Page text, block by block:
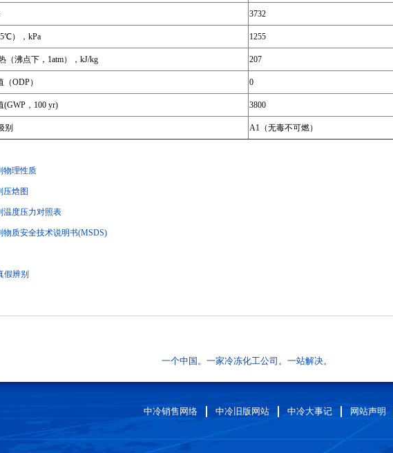
3732
），kPa 1255
（沸点下，1atm），kJ/kg 207
ODP） 0
(GWP，100 yr) 3800
别 A1（无毒不可燃）
物理性质
压焓图
温度压力对照表
物质安全技术说明书(MSDS)
假辨别
一个中国。一家冷冻化工公司。一站解决。
中冷销售网络 中冷旧版网站 中冷大事记 网站声明